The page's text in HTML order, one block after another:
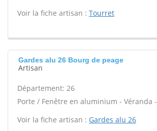
Voir la fiche artisan : Tourret
Gardes alu 26 Bourg de peage
Artisan
Département: 26
Porte / Fenêtre en aluminium - Véranda -
Voir la fiche artisan : Gardes alu 26